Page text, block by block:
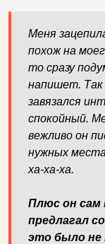
Меня
похож на
то сразу
напишет. Так
завязался
спокойный.
вежливо он
нужных
ха-ха-ха.
Плюс он сам
предлагал
это было не